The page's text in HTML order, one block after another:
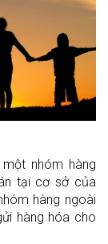
nhóm hàng
tại cơ sở của
hàng ngoài
hàng hóa cho